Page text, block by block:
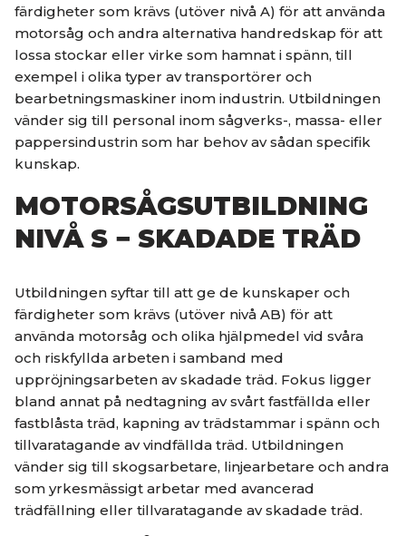
färdigheter som krävs (utöver nivå A) för att använda
motorsåg och andra alternativa handredskap för att
lossa stockar eller virke som hamnat i spänn, till
exempel i olika typer av transportörer och
bearbetningsmaskiner inom industrin. Utbildningen
vänder sig till personal inom sågverks-, massa- eller
pappersindustrin som har behov av sådan specifik
kunskap.
MOTORSÅGSUTBILDNING
NIVÅ S − SKADADE TRÄD
Utbildningen syftar till att ge de kunskaper och
färdigheter som krävs (utöver nivå AB) för att
använda motorsåg och olika hjälpmedel vid svåra
och riskfyllda arbeten i samband med
uppröjningsarbeten av skadade träd. Fokus ligger
bland annat på nedtagning av svårt fastfällda eller
fastblåsta träd, kapning av trädstammar i spänn och
tillvaratagande av vindfällda träd. Utbildningen
vänder sig till skogsarbetare, linjearbetare och andra
som yrkesmässigt arbetar med avancerad
trädfällning eller tillvaratagande av skadade träd.